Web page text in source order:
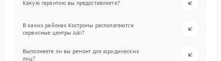
Какую гарантию вы предоставляете?
В каких районах Костромы располагаются
сервисные центры Juki?
Выполняете ли вы ремонт для юридических
лиц?